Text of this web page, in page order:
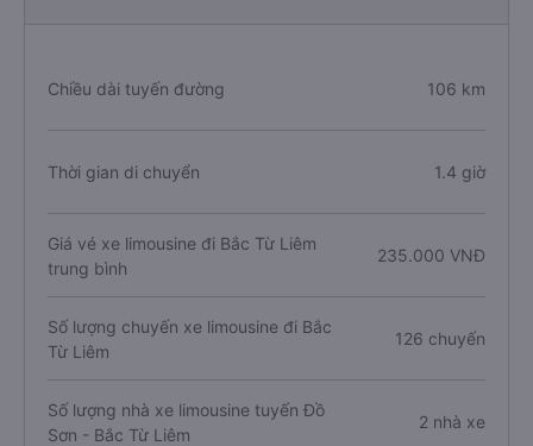
Chiều dài tuyến đường 106 km
Thời gian di chuyển 1.4 giờ
Giá vé xe limousine đi Bắc Từ Liêm
trung bình
235.000 VNĐ
Số lượng chuyến xe limousine đi Bắc
Từ Liêm
126 chuyến
Số lượng nhà xe limousine tuyến Đồ
Sơn - Bắc Từ Liêm
2 nhà xe